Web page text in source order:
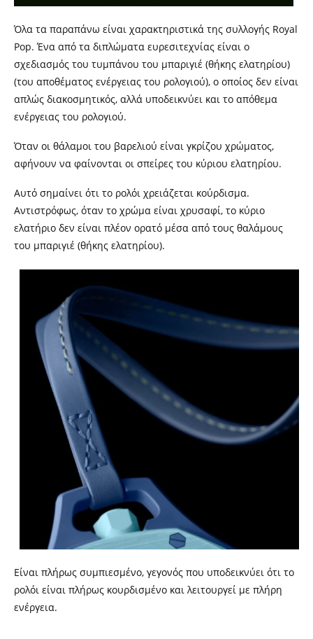
Όλα τα παραπάνω είναι χαρακτηριστικά της συλλογής Royal
Pop. Ένα από τα διπλώματα ευρεσιτεχνίας είναι ο
σχεδιασμός του τυμπάνου του μπαριγιέ (θήκης ελατηρίου)
(του αποθέματος ενέργειας του ρολογιού), ο οποίος δεν είναι
απλώς διακοσμητικός, αλλά υποδεικνύει και το απόθεμα
ενέργειας του ρολογιού.
Όταν οι θάλαμοι του βαρελιού είναι γκρίζου χρώματος,
αφήνουν να φαίνονται οι σπείρες του κύριου ελατηρίου.
Αυτό σημαίνει ότι το ρολόι χρειάζεται κούρδισμα.
Αντιστρόφως, όταν το χρώμα είναι χρυσαφί, το κύριο
ελατήριο δεν είναι πλέον ορατό μέσα από τους θαλάμους
του μπαριγιέ (θήκης ελατηρίου).
Είναι πλήρως συμπιεσμένο, γεγονός που υποδεικνύει ότι το
ρολόι είναι πλήρως κουρδισμένο και λειτουργεί με πλήρη
ενέργεια.